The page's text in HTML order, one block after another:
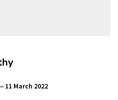
11 March 2022